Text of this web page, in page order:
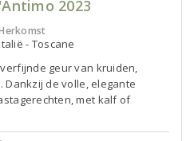
2023
- Toscane
geur van kruiden,
de volle, elegante
met kalf of